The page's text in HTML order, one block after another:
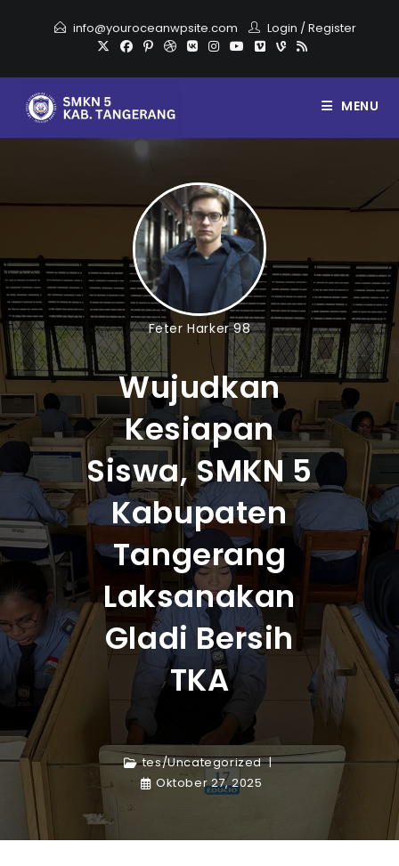
info@youroceanwpsite.com Login /Register
MENU
Feter Harker 98
Wujudkan
Kesiapan
Siswa, SMKN 5
Kabupaten
Tangerang
Laksanakan
Gladi Bersih
TKA
tes/Uncategorized
Oktober 27, 2025